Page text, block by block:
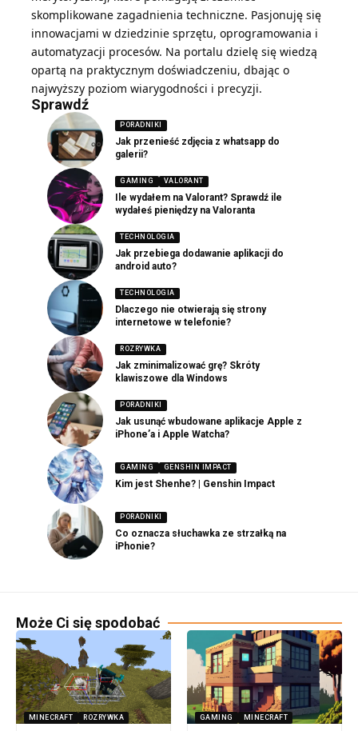
skomplikowane zagadnienia techniczne. Pasjonuję się
innowacjami w dziedzinie sprzętu, oprogramowania i
automatyzacji procesów. Na portalu dzielę się wiedzą
opartą na praktycznym doświadczeniu, dbając o
najwyższy poziom wiarygodności i precyzji.
Sprawdź
PORADNIKI
Jak przenieść zdjęcia z whatsapp do
galerii?
GAMING VALORANT
Ile wydałem na Valorant? Sprawdź ile
wydałeś pieniędzy na Valoranta
TECHNOLOGIA
Jak przebiega dodawanie aplikacji do
android auto?
TECHNOLOGIA
Dlaczego nie otwierają się strony
internetowe w telefonie?
ROZRYWKA
Jak zminimalizować grę? Skróty
klawiszowe dla Windows
PORADNIKI
Jak usunąć wbudowane aplikacje Apple z
iPhone’a i Apple Watcha?
GAMING GENSHIN IMPACT
Kim jest Shenhe? | Genshin Impact
PORADNIKI
Co oznacza słuchawka ze strzałką na
iPhonie?
Może Ci się spodobać
MINECRAFT ROZRYWKA GAMING MINECRAFT